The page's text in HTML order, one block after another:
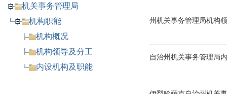
机关事务管理局
机构职能
机构概况
机构领导及分工
内设机构及职能
州机关事务管理局机构
自治州机关事务管理局